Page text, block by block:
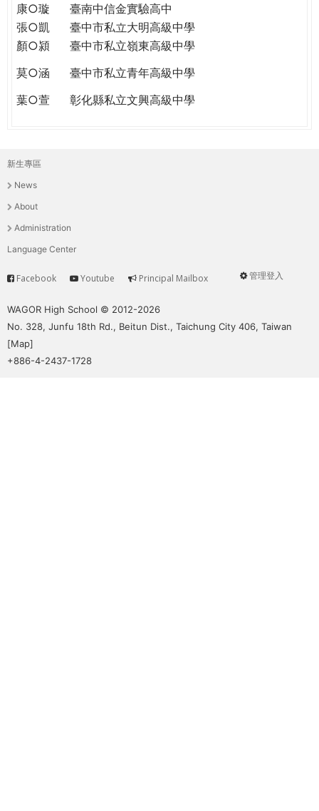
康○璇
臺南中信金實驗高中
張○凱
臺中市私立大明高級中學
顏○潁
臺中市私立嶺東高級中學
莫○涵
臺中市私立青年高級中學
葉○萱
彰化縣私立文興高級中學
主
選
單
新生專區
News
About
Administration
Language Center
User
管理登入
Service
Facebook Youtube Principal Mailbox
WAGOR High School © 2012-2026
No. 328, Junfu 18th Rd., Beitun Dist., Taichung City 406, Taiwan
[Map]
+886-4-2437-1728